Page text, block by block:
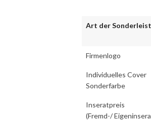
Art der
Firmenlogo
Individuelles Cover
Sonderfarbe
Inseratpreis
(Fremd-/